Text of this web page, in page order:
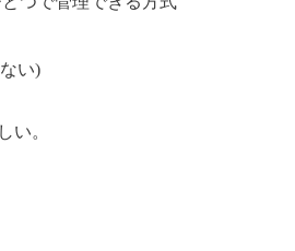
い)
い。